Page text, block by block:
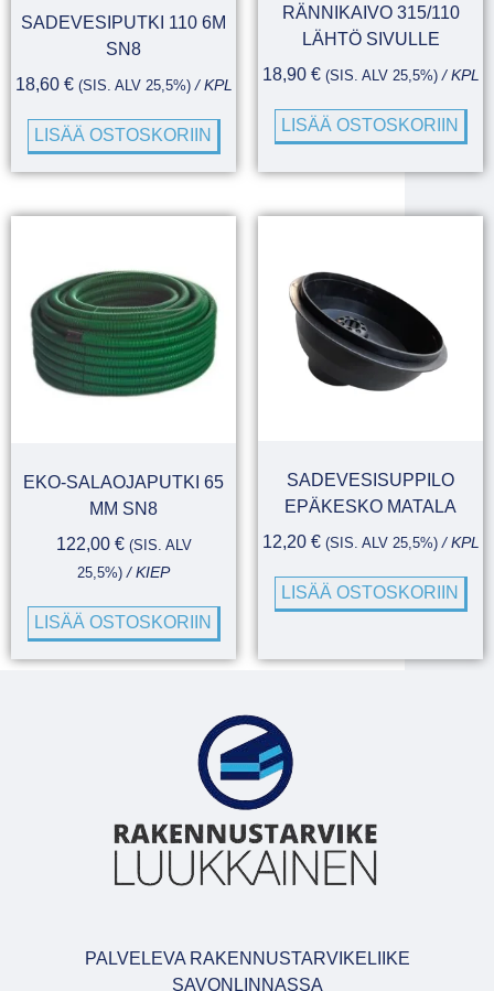
SADEVESIPUTKI 110 6M
SN8
18,60 € (SIS. ALV 25,5%)/ KPL
LISÄÄ OSTOSKORIIN
RÄNNIKAIVO 315/110
LÄHTÖ SIVULLE
18,90 € (SIS. ALV 25,5%)/ KPL
LISÄÄ OSTOSKORIIN
EKO-SALAOJAPUTKI 65
MM SN8
122,00 € (SIS. ALV
25,5%) / KIEP
LISÄÄ OSTOSKORIIN
SADEVESISUPPILO
EPÄKESKO MATALA
12,20 € (SIS. ALV 25,5%)/ KPL
LISÄÄ OSTOSKORIIN
PALVELEVA RAKENNUSTARVIKELIIKE
SAVONLINNASSA